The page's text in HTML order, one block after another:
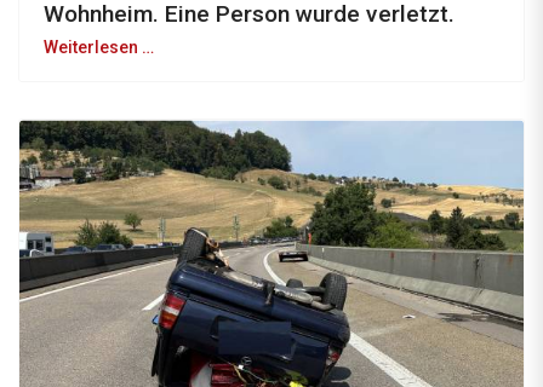
Wohnheim. Eine Person wurde verletzt.
Weiterlesen …